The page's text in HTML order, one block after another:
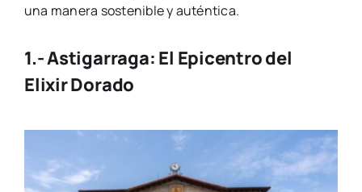
una manera sostenible y auténtica.
1.- Astigarraga: El Epicentro del
Elixir Dorado